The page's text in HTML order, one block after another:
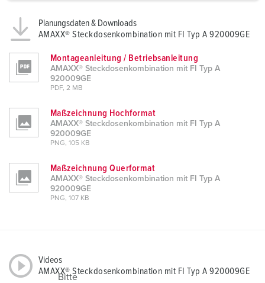
h
l
Planungsdaten & Downloads
AMAXX® Steckdosenkombination mit FI Typ A 920009GE
Montageanleitung / Betriebsanleitung
AMAXX® Steckdosenkombination mit FI Typ A
920009GE
PDF, 2 MB
Maßzeichnung Hochformat
AMAXX® Steckdosenkombination mit FI Typ A
920009GE
PNG, 105 KB
Maßzeichnung Querformat
AMAXX® Steckdosenkombination mit FI Typ A
920009GE
PNG, 107 KB
Videos
AMAXX® Steckdosenkombination mit FI Typ A 920009GE
Bitte